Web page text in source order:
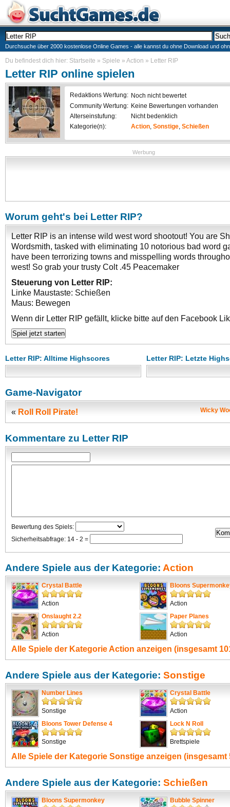
Durchsuche über 2000 kostenlose Online Games - alle kannst du ohne Download und
Du befindest dich hier: Startseite » Spiele » Action » Letter RIP
Letter RIP online spielen
Redaktions Wertung: Noch nicht bewertet
Community Wertung: Keine Bewertungen vorhanden
Alterseinstufung:
Nicht bedenklich
Kategorie(n):
Action, Sonstige, Schießen
Werbung
Worum geht's bei Letter RIP?
Letter RIP is an intense wild west word shootout! You are
Wordsmith, tasked with eliminating 10 notorious bad word
have been terrorizing towns and misspelling words
west! So grab your trusty Colt .45 Peacemaker
Steuerung von Letter RIP:
Linke Maustaste: Schießen
Maus: Bewegen
Wenn dir Letter RIP gefällt, klicke bitte auf den Facebook
Letter RIP: Alltime Highscores Letter RIP: Letzte
Game-Navigator
Wicky
« Roll Roll Pirate!
Kommentare zu Letter RIP
Bewertung des Spiels:
Sicherheitsabfrage: 14 - 2 =
Andere Spiele aus der Kategorie: Action
Crystal Battle
Action
Bloons
Action
Onslaught 2.2
Action
Paper Planes
Action
Alle Spiele der KategorieAction anzeigen (insgesamt
Andere Spiele aus der Kategorie: Sonstige
Number Lines
Sonstige
Crystal Battle
Action
Bloons Tower Defense 4
Sonstige
Lock N Roll
Brettspiele
Alle Spiele der Kategorie Sonstige anzeigen (insgesamt
Andere Spiele aus der Kategorie: Schießen
Bloons Supermonkey Bubble Spinner